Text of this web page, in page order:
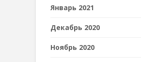
Январь 2021
Декабрь 2020
Ноябрь 2020